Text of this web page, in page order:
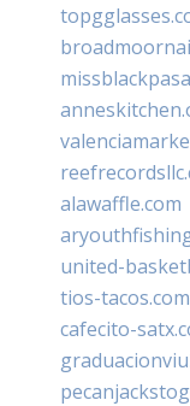
alawaffle.com
united-
tios-tacos.com
cafecito-